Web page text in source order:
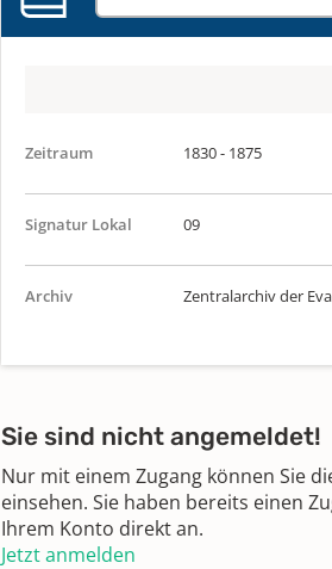
Zeitraum 1830 - 1875
Signatur Lokal 09
Archiv Zentralarchiv der
Sie sind nicht angemeldet!
Nur mit einem Zugang können Sie
einsehen. Sie haben bereits einen
Ihrem Konto direkt an.
Jetzt anmelden